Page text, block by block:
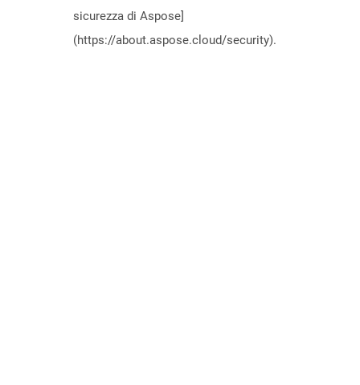
sicurezza di Aspose]
(https://about.aspose.cloud/security).